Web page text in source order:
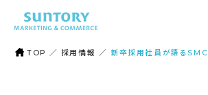
TOP ／ 採用情報 ／ 新卒採用社員が語るSMC